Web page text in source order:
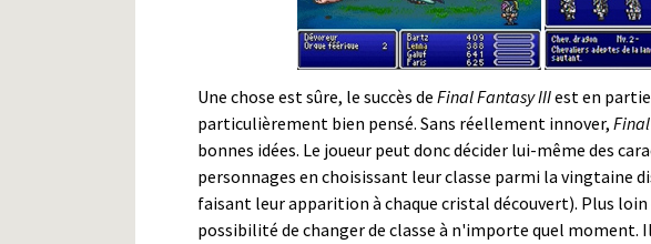
Une chose est sûre, le succès de Final Fantasy IIIest en
particulièrement bien pensé. Sans réellement innover,
bonnes idées. Le joueur peut donc décider lui-même des
personnages en choisissant leur classe parmi la vingtaine
faisant leur apparition à chaque cristal découvert). Plus
possibilité de changer de classe à n'importe quel moment.